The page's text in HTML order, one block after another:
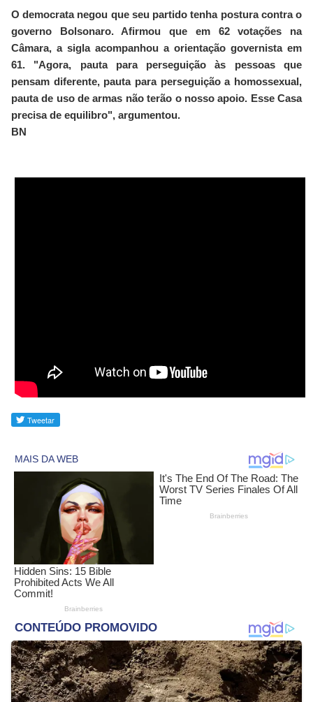
O democrata negou que seu partido tenha postura contra o
governo Bolsonaro. Afirmou que em 62 votações na
Câmara, a sigla acompanhou a orientação governista em
61. "Agora, pauta para perseguição às pessoas que
pensam diferente, pauta para perseguição a homossexual,
pauta de uso de armas não terão o nosso apoio. Esse Casa
precisa de equilibro", argumentou.
BN